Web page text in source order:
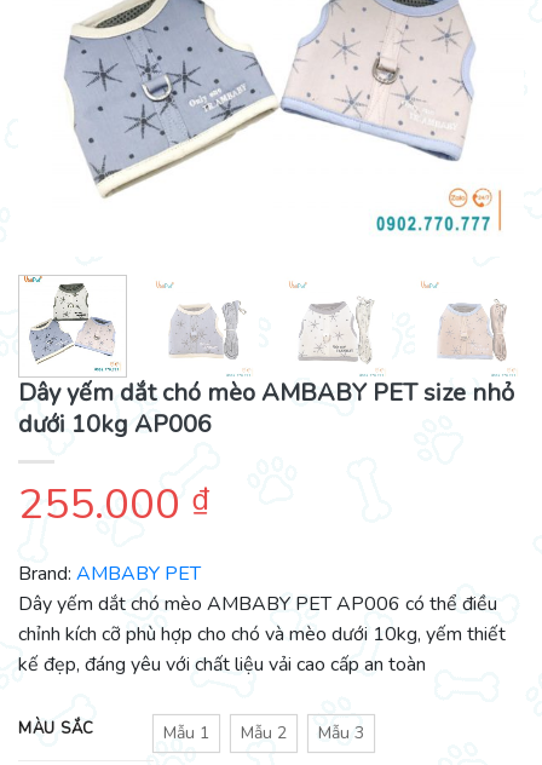
Dây yếm dắt chó mèo AMBABY PET size nhỏ
dưới 10kg AP006
255.000 ₫
Brand: AMBABY PET
Dây yếm dắt chó mèo AMBABY PET AP006 có thể điều
chỉnh kích cỡ phù hợp cho chó và mèo dưới 10kg, yếm thiết
kế đẹp, đáng yêu với chất liệu vải cao cấp an toàn
MÀU SẮC Mẫu 1 Mẫu 2 Mẫu 3